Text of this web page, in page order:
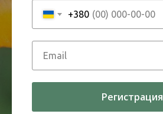
+380
Регистрация